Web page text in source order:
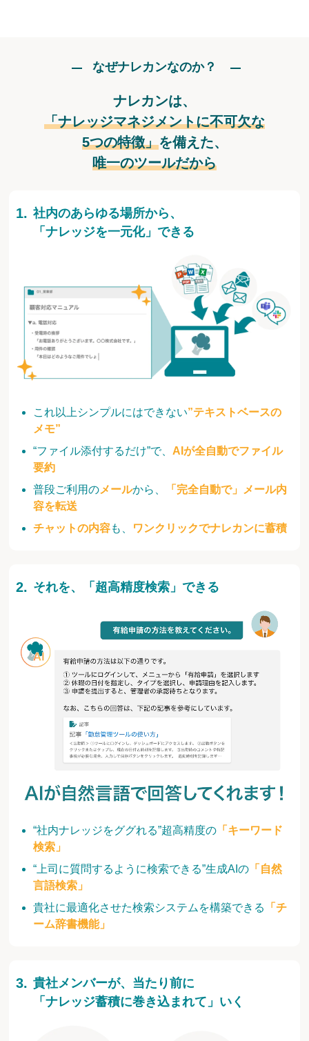
なぜナレカンなのか？
ナレカンは、
「ナレッジマネジメントに不可欠な
5つの特徴」を備えた、
唯一のツールだから
これ以上シンプルにはできない”テキストベースの
メモ”
“ファイル添付するだけ”で、 AIが全自動でファイル
要約
普段ご利用のメールから、
「完全自動で」メール内
容を転送
チャットの内容も、 ワンクリックでナレカンに蓄積
社内のあらゆる場所から、
「ナレッジを一元化」できる
“社内ナレッジをググれる”超高精度の 「キーワード
検索」
“上司に質問するように検索できる”生成AIの 「自然
言語検索」
貴社に最適化させた検索システムを構築できる
「チ
ーム辞書機能」
それを、「超高精度検索」できる
貴社メンバーが、当たり前に
「ナレッジ蓄積に巻き込まれて」いく